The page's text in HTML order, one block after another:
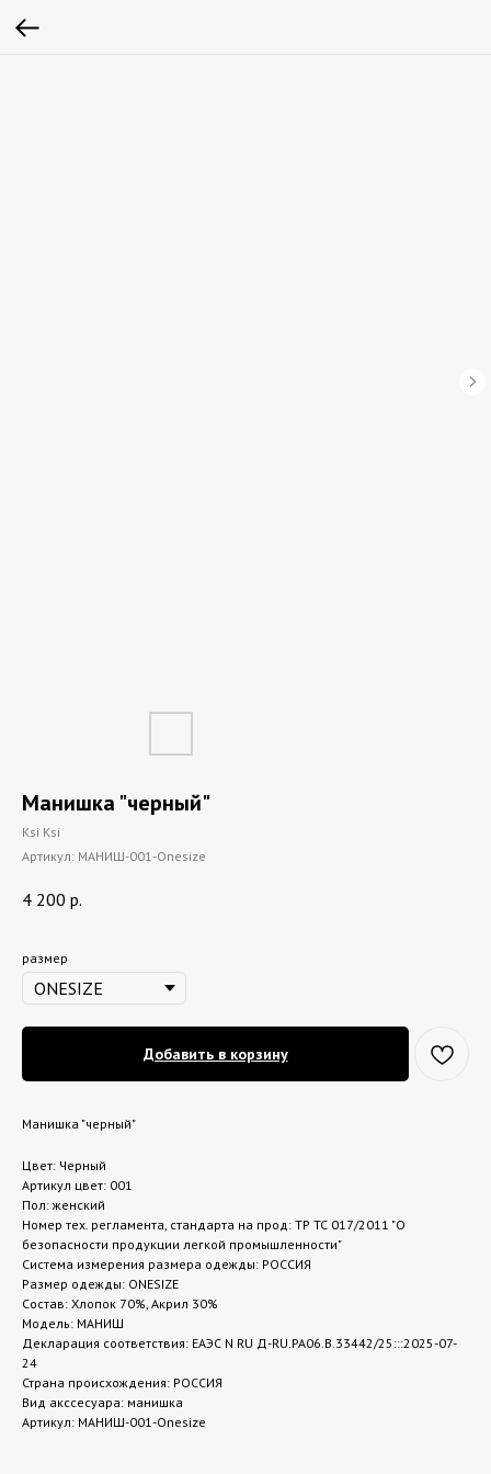
Манишка "черный"
Ksi Ksi
Артикул: МАНИШ-001-Onesize
4 200 р.
размер
Добавить в корзину
Манишка "черный"
Цвет: Черный
Артикул цвет: 001
Пол: женский
Номер тех. регламента, стандарта на прод: ТР ТС 017/2011 "О
безопасности продукции легкой промышленности"
Система измерения размера одежды: РОССИЯ
Размер одежды: ONESIZE
Состав: Хлопок 70%, Акрил 30%
Модель: МАНИШ
Декларация соответствия: ЕАЭС N RU Д-RU.РА06.В.33442/25:::2025-07-
24
Страна происхождения: РОССИЯ
Вид акссесуара: манишка
Артикул: МАНИШ-001-Onesize